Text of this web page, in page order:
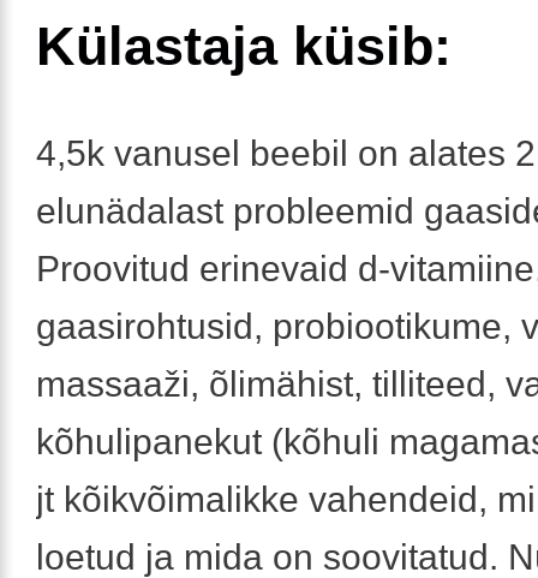
Külastaja küsib:
4,5k vanusel beebil on alates
elunädalast probleemid
Proovitud erinevaid d-
gaasirohtusid, probiootikume,
massaaži, õlimähist, tilliteed,
kõhulipanekut (kõhuli
jt kõikvõimalikke vahendeid,
loetud ja mida on soovitatud.